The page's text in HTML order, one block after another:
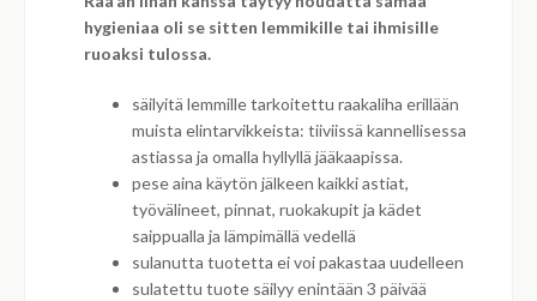
hygieniaa oli se sitten lemmikille tai ihmisille
ruoaksi tulossa.
säilyitä lemmille tarkoitettu raakaliha erillään
muista elintarvikkeista: tiiviissä kannellisessa
astiassa ja omalla hyllyllä jääkaapissa.
pese aina käytön jälkeen kaikki astiat,
työvälineet, pinnat, ruokakupit ja kädet
saippualla ja lämpimällä vedellä
sulanutta tuotetta ei voi pakastaa uudelleen
sulatettu tuote säilyy enintään 3 päivää